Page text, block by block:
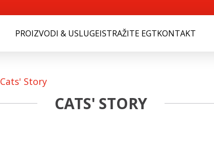
PROIZVODI & USLUGEISTRAŽITE EGTKONTAKT
Cats' Story
CATS' STORY